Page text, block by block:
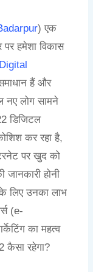
) एक
हमेशा विकास
Digital
हैं और
नए लोग सामने
डिजिटल
कर रहा है,
पर खुद को
होनी
लिए उनका लाभ
(e-
का महत्व
कैसा रहेगा?